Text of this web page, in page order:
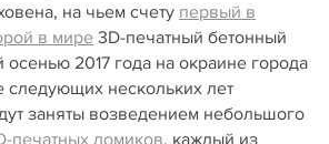
на чьем счету первый в
в мире3D-печатный бетонный
осенью 2017 года на окраине города
следующих нескольких лет
заняты возведением небольшого